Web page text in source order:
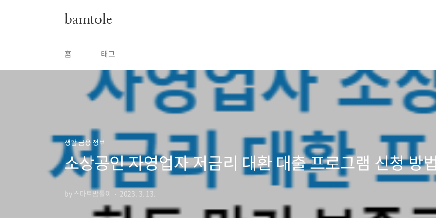
bamtole
홈 태그
생활 금융 정보
소상공인 자영업자 저금리 대환 대출 프로그램 신청 방
by 스마트밤톨이 2023. 3. 13.